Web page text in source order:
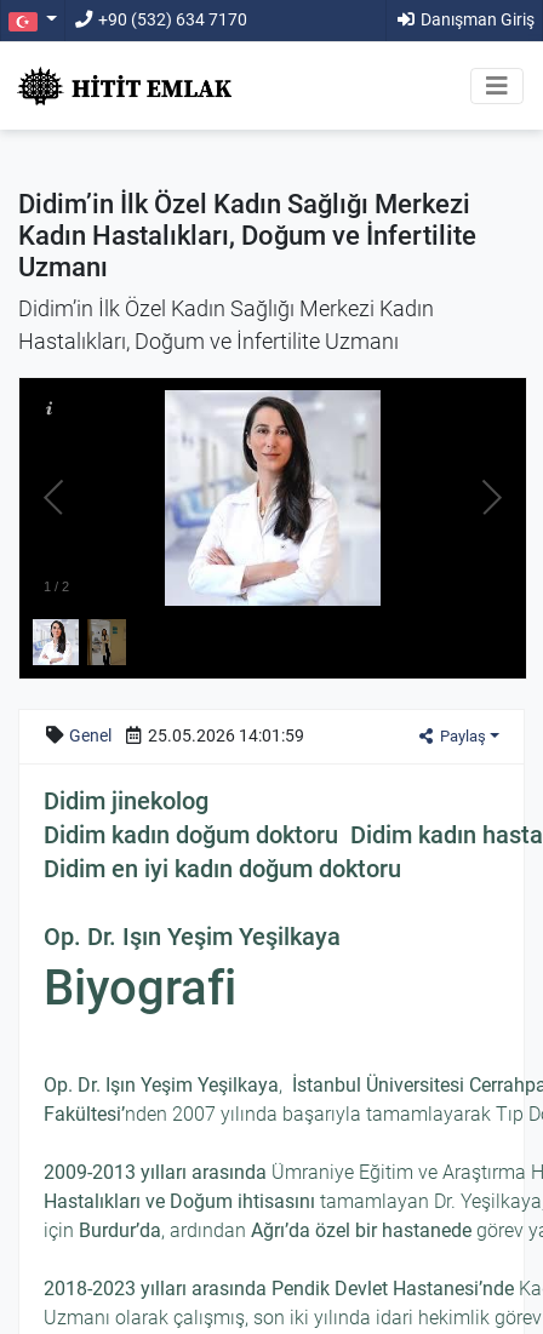
+90 (532) 634 7170 Danışman Giriş
Didim’in İlk Özel Kadın Sağlığı Merkezi
Kadın Hastalıkları, Doğum ve İnfertilite
Uzmanı
Didim’in İlk Özel Kadın Sağlığı Merkezi Kadın
Hastalıkları, Doğum ve İnfertilite Uzmanı
1 / 2
Genel 25.05.2026 14:01:59 Paylaş
Didim jinekolog
Didim kadın doğum doktoru Didim kadın
Didim en iyi kadın doğum doktoru
Op. Dr. Işın Yeşim Yeşilkaya
Biyografi
Op. Dr. Işın Yeşim Yeşilkaya,
İstanbul Üniversitesi
Fakültesi’nden 2007 yılında başarıyla tamamlayarak Tıp
2009-2013 yılları arasında Ümraniye Eğitim ve Araştırma
Hastalıkları ve Doğum ihtisasını tamamlayan Dr.
için Burdur’da, ardından Ağrı’da özel bir hastanede görev
2018-2023 yılları arasında Pendik Devlet Hastanesi’nde
Uzmanı olarak çalışmış, son iki yılında idari hekimlik